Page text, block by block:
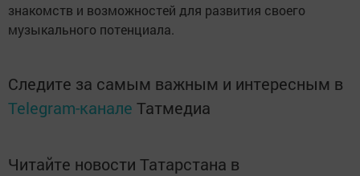
знакомств и возможностей для развития своего
музыкального потенциала.
Следите за самым важным и интересным в
Telegram-канале Татмедиа
Читайте новости Татарстана в